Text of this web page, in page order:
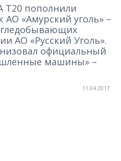
Т20 пополнили
АО «Амурский уголь» –
АО «Русский Уголь».
официальный
машины» –
11.04.2017